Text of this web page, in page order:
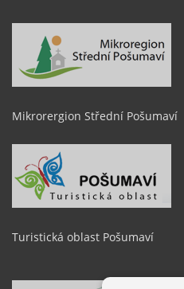
Mikrorergion Střední Pošumaví
Turistická oblast Pošumaví